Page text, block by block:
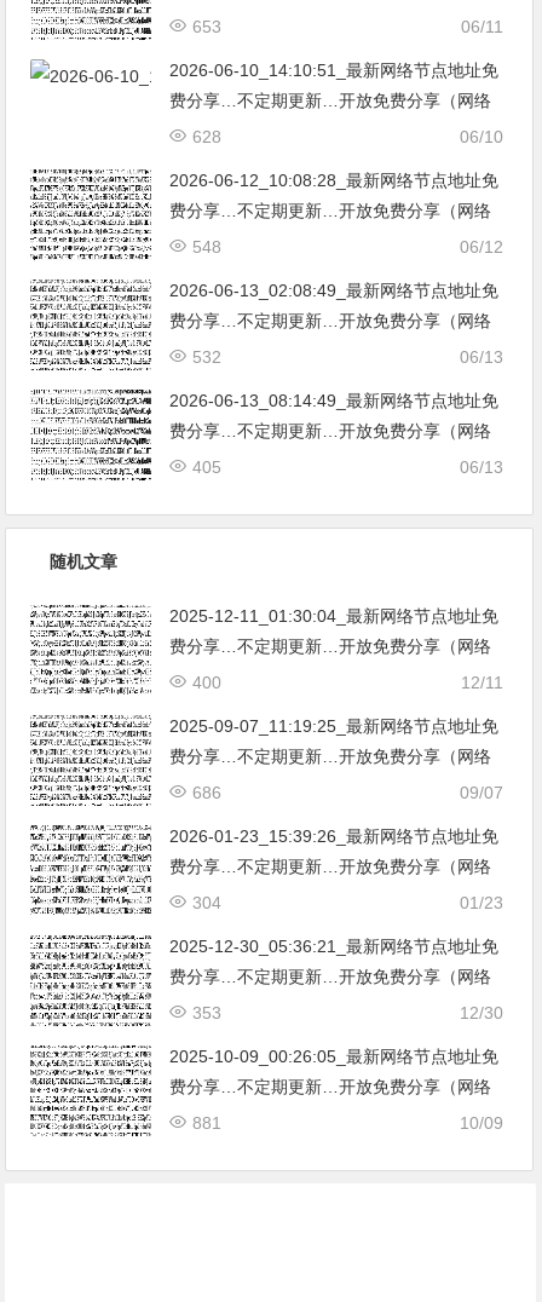
免费节点香港|日本|韩国|新加坡|台湾|马来西
06/11
653
2026-06-10_14:10:51_最新网络节点地址免
费分享…不定期更新…开放免费分享（网络
免费节点香港|日本|韩国|新加坡|台湾|马来西
06/10
628
2026-06-12_10:08:28_最新网络节点地址免
费分享…不定期更新…开放免费分享（网络
免费节点香港|日本|韩国|新加坡|台湾|马来西
06/12
548
2026-06-13_02:08:49_最新网络节点地址免
费分享…不定期更新…开放免费分享（网络
免费节点香港|日本|韩国|新加坡|台湾|马来西
06/13
532
2026-06-13_08:14:49_最新网络节点地址免
费分享…不定期更新…开放免费分享（网络
免费节点香港|日本|韩国|新加坡|台湾|马来西
06/13
405
随机文章
2025-12-11_01:30:04_最新网络节点地址免
费分享…不定期更新…开放免费分享（网络
免费节点香港|日本|韩国|新加坡|台湾|马来西
12/11
400
2025-09-07_11:19:25_最新网络节点地址免
费分享…不定期更新…开放免费分享（网络
免费节点香港|日本|韩国|新加坡|台湾|马来西
09/07
686
2026-01-23_15:39:26_最新网络节点地址免
费分享…不定期更新…开放免费分享（网络
免费节点香港|日本|韩国|新加坡|台湾|马来西
01/23
304
2025-12-30_05:36:21_最新网络节点地址免
费分享…不定期更新…开放免费分享（网络
免费节点香港|日本|韩国|新加坡|台湾|马来西
12/30
353
2025-10-09_00:26:05_最新网络节点地址免
费分享…不定期更新…开放免费分享（网络
免费节点香港|日本|韩国|新加坡|台湾|马来西
10/09
881